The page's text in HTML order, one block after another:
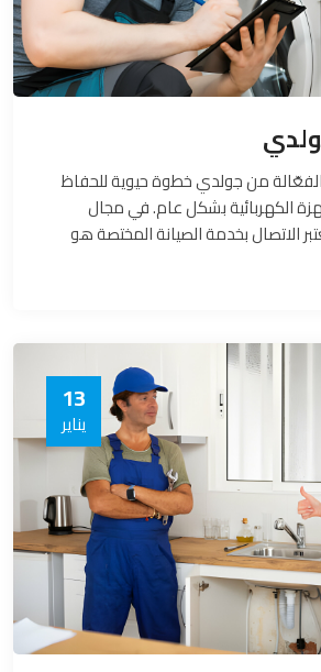
الفعّالة من جولدي خطوة حيوية للحفاظ
الكهربائية بشكل عام. في مجال
الاتصال بخدمة الصيانة المختصة هو
عمل الأجهزة بكفاءة وتأكيد
السياق، سنستعرض أهمية الاتصال
13
يناير